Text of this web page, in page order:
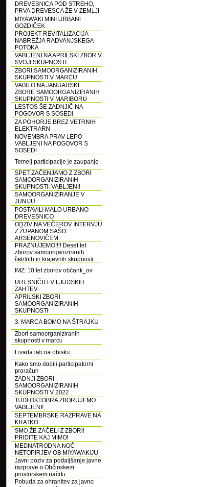
DREVESNICA POD STREHO,
PRVA DREVESCA ŽE V ZEMLJI
MIYAWAKI MINI URBANI
GOZDIČEK
PROJEKT REVITALIZACIJA
NABREŽJA RADVANJSKEGA
POTOKA
VABLJENI NA APRILSKI ZBOR V
SVOJI SKUPNOSTI
ZBORI SAMOORGANIZIRANIH
SKUPNOSTI V MARCU
VABILO NA JANUARSKE
ZBORE SAMOORGANIZIRANIH
SKUPNOSTI V MARIBORU
LESTOS ŠE ZADNJIČ NA
POGOVOR S SOSEDI
ZA POHORJE BREZ VETRNIH
ELEKTRARN
NOVEMBRA PRAV LEPO
VABLJENI NA POGOVOR S
SOSEDI
Temelj participacije je zaupanje
SPET ZAČENJAMO Z ZBORI
SAMOORGANIZIRANIH
SKUPNOSTI. VABLJENI!
SAMOORGANIZIRANJE V
JUNIJU
POSTAVILI MALO URBANO
DREVESNICO
ODZIV NA VEČEROV INTERVJU
Z ŽUPANOM SAŠO
ARSENOVIČEM
PRAZNUJEMO!!!! Deset let
zborov samoorganiziranih
četrtnih in krajevnih skupnosti
IMZ: 10 let zborov občank_ov
URESNIČITEV LJUDSKIH
ZAHTEV
APRILSKI ZBORI
SAMOORGANIZIRANIH
SKUPNOSTI
3. MARCA BOMO NA ŠTRAJKU
Zbori samoorganiziranih
skupnosti v marcu
Livada lab na obisku
Kako smo dobili participatorni
proračun
ZADNJI ZBORI
SAMOORGANIZIRANIH
SKUPNOSTI V 2022
TUDI OKTOBRA ZBORUJEMO.
VABLJENI!
SEPTEMBRSKE RAZPRAVE NA
KRATKO
SMO ŽE ZAČELI Z ZBORI!
PRIDITE KAJ MIMO!
MEDNATRODNA NOČ
NETOPIRJEV OB MIYAWAKIJU
Javni poziv za podaljšanje javne
razprave o Občinskem
prostorskem načrtu
Pobuda za ohranitev za javno